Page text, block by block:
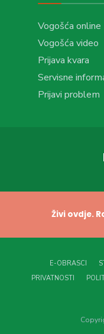
Vogošća online
Vogošća video
Prijava kvara
Servisne
Prijavi problem
Živi ovdje.
E-OBRASCI
PRIVATNOSTI